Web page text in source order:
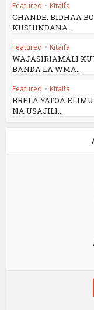
Featured • Kitaifa
CHANDE: BIDHAA
KUSHINDANA...
Featured • Kitaifa
WAJASIRIAMALI
BANDA LA WMA...
Featured • Kitaifa
BRELA YATOA
NA USAJILI...